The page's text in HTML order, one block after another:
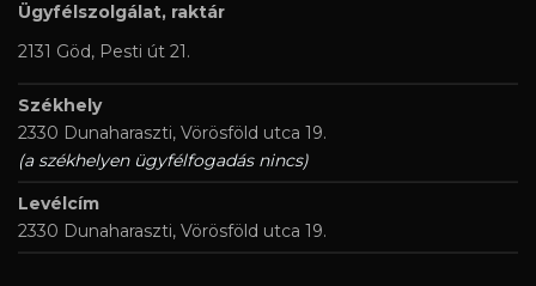
Ügyfélszolgálat, raktár
2131 Göd, Pesti út 21.
Székhely
2330 Dunaharaszti, Vörösföld utca 19.
(a székhelyen ügyfélfogadás nincs)
Levélcím
2330 Dunaharaszti, Vörösföld utca 19.